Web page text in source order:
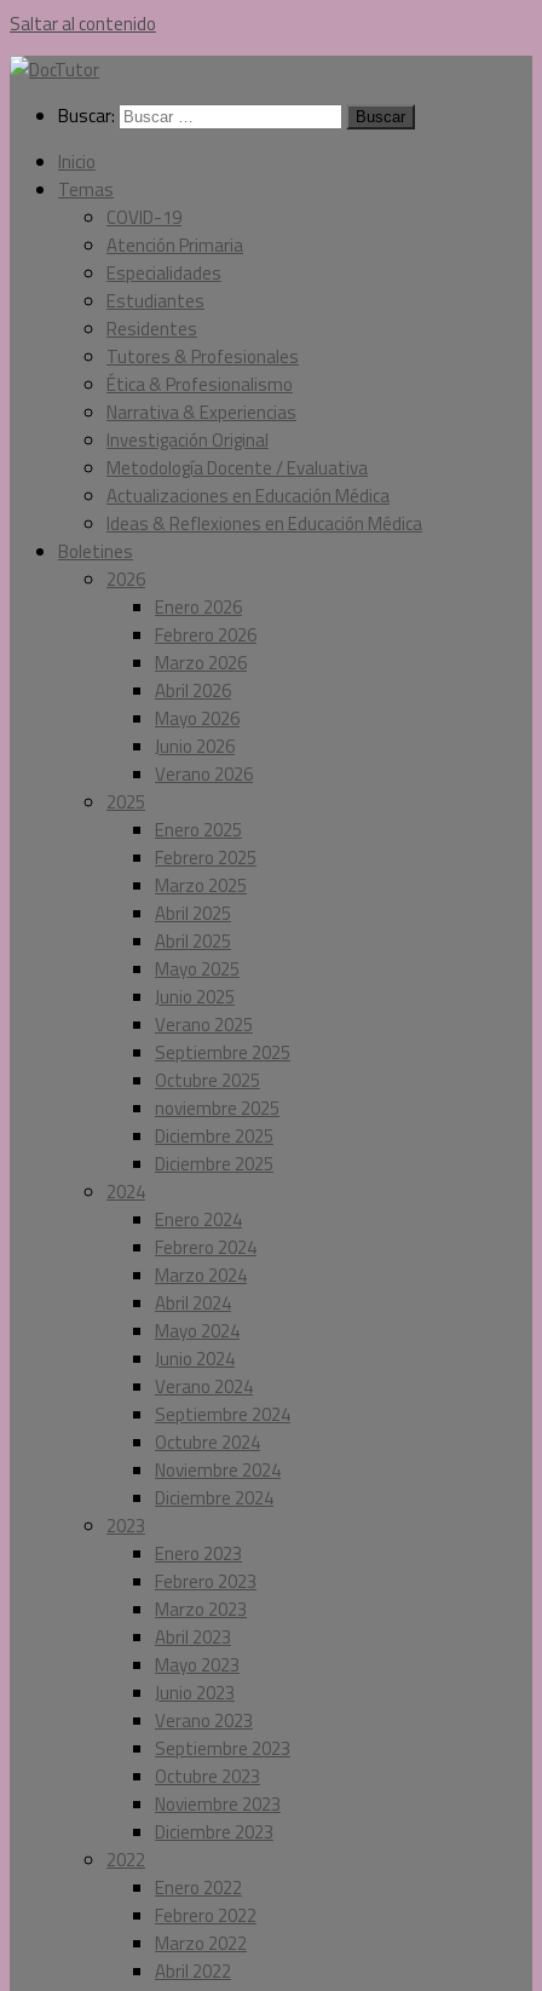
Saltar al contenido
Buscar:
Inicio
Temas
COVID-19
Atención Primaria
Especialidades
Estudiantes
Residentes
Tutores & Profesionales
Ética & Profesionalismo
Narrativa & Experiencias
Investigación Original
Metodología Docente / Evaluativa
Actualizaciones en Educación Médica
Ideas & Reflexiones en Educación Médica
Boletines
2026
Enero 2026
Febrero 2026
Marzo 2026
Abril 2026
Mayo 2026
Junio 2026
Verano 2026
2025
Enero 2025
Febrero 2025
Marzo 2025
Abril 2025
Abril 2025
Mayo 2025
Junio 2025
Verano 2025
Septiembre 2025
Octubre 2025
noviembre 2025
Diciembre 2025
Diciembre 2025
2024
Enero 2024
Febrero 2024
Marzo 2024
Abril 2024
Mayo 2024
Junio 2024
Verano 2024
Septiembre 2024
Octubre 2024
Noviembre 2024
Diciembre 2024
2023
Enero 2023
Febrero 2023
Marzo 2023
Abril 2023
Mayo 2023
Junio 2023
Verano 2023
Septiembre 2023
Octubre 2023
Noviembre 2023
Diciembre 2023
2022
Enero 2022
Febrero 2022
Marzo 2022
Abril 2022